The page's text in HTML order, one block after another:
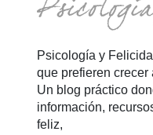
Psicología y
que prefieren crecer
Un blog práctico
información,
feliz,